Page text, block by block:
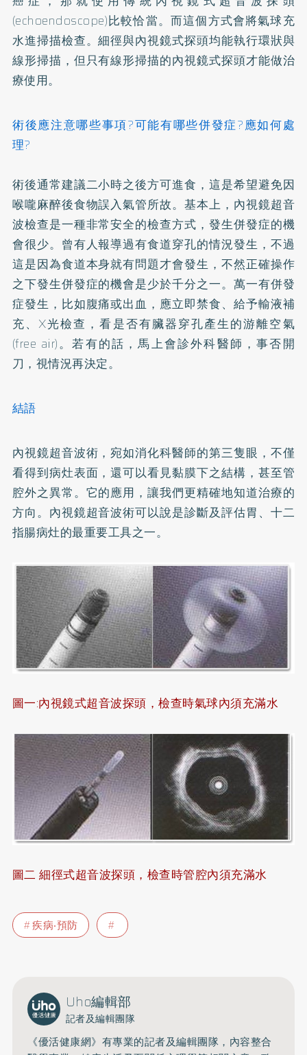
(echoendoscope)比較恰當。而這個方式會將氣球充
水進掃描檢查。細徑與內視鏡式探頭均能執行環狀與
線形掃描，但只有線形掃描的內視鏡式探頭才能做治
療使用。
術後應注意哪些事項?可能有哪些併發症?應如何處
理?
術後通常建議二小時之後方可進食，這是希望避免因
喉嚨麻醉後食物誤入氣管所故。基本上，內視鏡超音
波檢查是一種非常安全的檢查方式，發生併發症的機
會很少。曾有人報導過有食道穿孔的情況發生，不過
這是因為食道本身就有問題才會發生，不然正確操作
之下發生併發症的機會是少於千分之一。萬一有併發
症發生，比如腹痛或出血，應立即禁食、給予輸液補
充、X光檢查，看是否有臟器穿孔產生的游離空氣
(free air)。若有的話，馬上會診外科醫師，事否開
刀，視情況再決定。
結語
內視鏡超音波術，宛如消化科醫師的第三隻眼，不僅
看得到病灶表面，還可以看見黏膜下之結構，甚至管
腔外之異常。它的應用，讓我們更精確地知道治療的
方向。內視鏡超音波術可以說是診斷及評估胃、十二
指腸病灶的最重要工具之一。
圖一:內視鏡式超音波探頭，檢查時氣球內須充滿水
圖二 細徑式超音波探頭，檢查時管腔內須充滿水
疾病‧預防
Uho編輯部
記者及編輯團隊
《優活健康網》有專業的記者及編輯團隊，內容整合